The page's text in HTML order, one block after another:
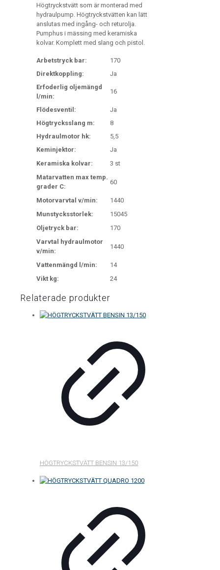
Högtryckstvätt som är monterad med
hydraulpump. Högtryckstvätten kan lätt
anslutas med ingång- och returolja.
Pumphus i mässing med keramiska
kolvar. Komplett med slang och pistol.
Arbetstryck bar:
170
Direktkoppling:
Ja
Erfoderlig oljemängd
l/min:
16
Flödesventil:
Ja
Högtrycksslang m:
8
Hydraulmotor hk:
5,5
Keminjektor:
Ja
Keramiska kolvar:
3 st
Matarvatten max temp.
grader C:
60
Motorvarvtal v/min:
1440
Munstycksstorlek:
15045
Oljetryck bar:
170
Varvtal hydraulmotor
v/min:
1440
Vattenmängd l/min:
14
Vikt kg:
24
Relaterade produkter
HÖGTRYCKSTVÄTT BENSIN 13/150